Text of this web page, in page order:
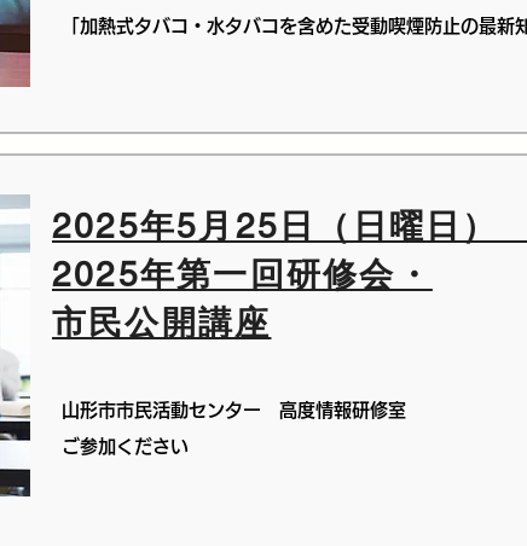
「加熱式タバコ・水タバコを含めた受動喫煙防止の最新
2025年5月25日（日曜日
​2025年第一回研修会・
市民公開講座
山形市市民活動センター 高度情報研修室
ご参加ください